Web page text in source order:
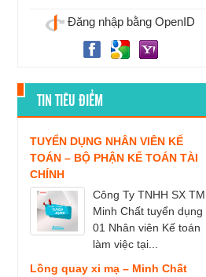
Đăng nhập bằng OpenID
TIN TIÊU ĐIỂM
TUYỂN DỤNG NHÂN VIÊN KẾ
TOÁN – BỘ PHẬN KẾ TOÁN TÀI
CHÍNH
Công Ty TNHH SX TM
Minh Chất tuyển dụng
01 Nhân viên Kế toán
làm việc tại...
Lồng quay xi mạ – Minh Chất